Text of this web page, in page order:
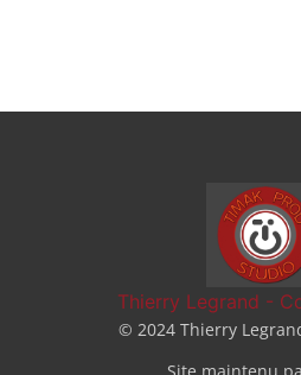
Thierry Legrand -
© 2024 Thierry